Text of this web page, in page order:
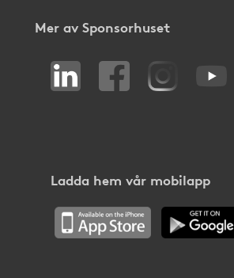
Mer av Sponsorhuset
Ladda hem vår mobilapp